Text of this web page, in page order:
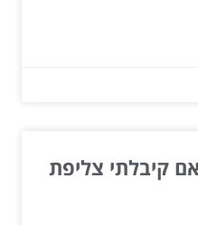
קיבלתי צליפת